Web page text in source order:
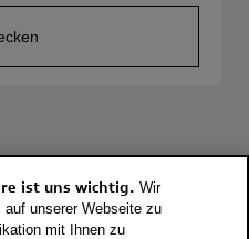
ist uns wichtig. Wir
unserer Webseite zu
mit Ihnen zu